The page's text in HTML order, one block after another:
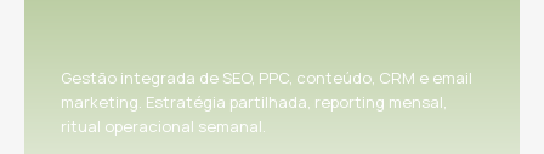
Gestão integrada de SEO, PPC, conteúdo, CRM e email
marketing. Estratégia partilhada, reporting mensal,
ritual operacional semanal.